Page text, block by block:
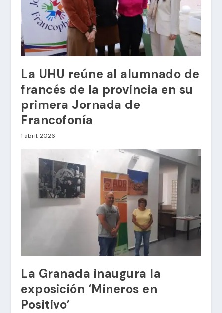
La UHU reúne al alumnado de
francés de la provincia en su
primera Jornada de
Francofonía
1 abril, 2026
La Granada inaugura la
exposición ‘Mineros en
Positivo’